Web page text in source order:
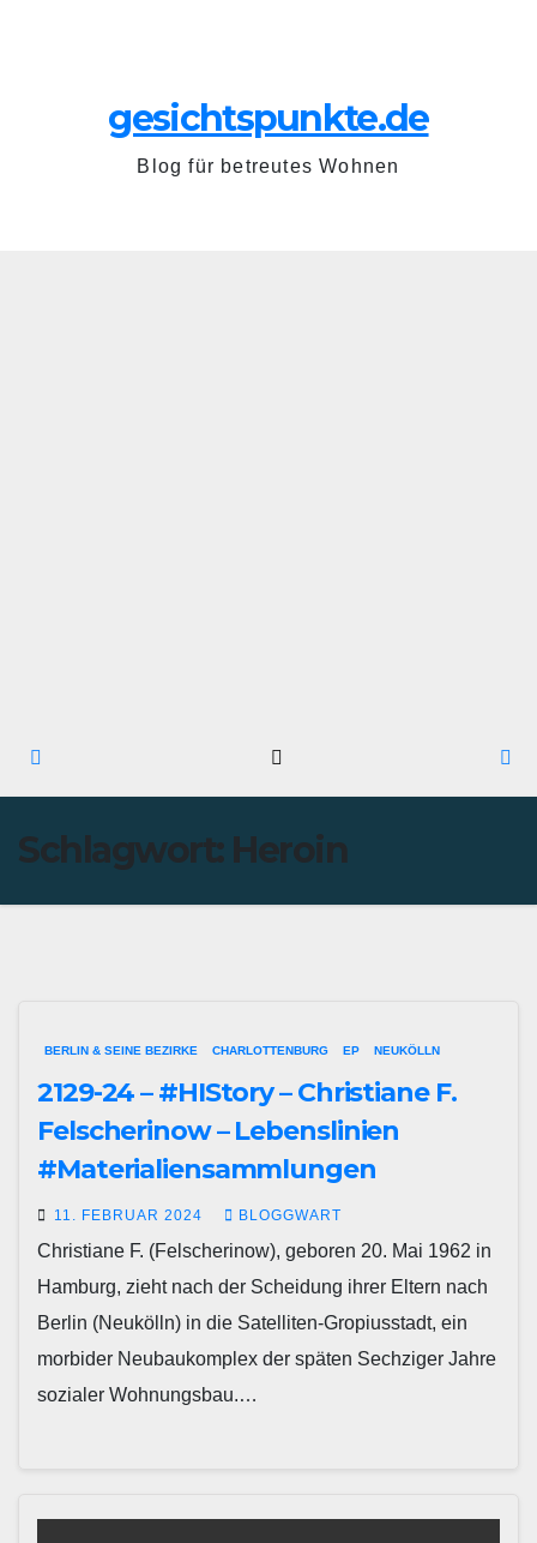
gesichtspunkte.de
Blog für betreutes Wohnen
Schlagwort: Heroin
BERLIN & SEINE BEZIRKE CHARLOTTENBURG EP NEUKÖLLN
2129-24 – #HIStory – Christiane F.
Felscherinow – Lebenslinien
#Materialiensammlungen
11. FEBRUAR 2024 BLOGGWART
Christiane F. (Felscherinow), geboren 20. Mai 1962 in
Hamburg, zieht nach der Scheidung ihrer Eltern nach
Berlin (Neukölln) in die Satelliten-Gropiusstadt, ein
morbider Neubaukomplex der späten Sechziger Jahre
sozialer Wohnungsbau.…